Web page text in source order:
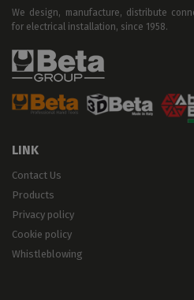
We design, manufacture, distribute
for electrical installation, since 1958.
LINK
Contact Us
Products
Privacy policy
Cookie policy
Whistleblowing